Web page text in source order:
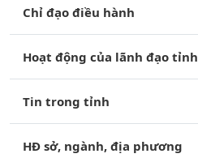
Chỉ đạo điều hành
Hoạt động của lãnh đạo tỉnh
Tin trong tỉnh
HĐ sở, ngành, địa phương